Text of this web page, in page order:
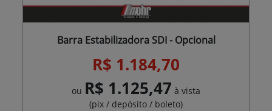
Barra Estabilizadora SDI - Opcional
R$ 1.184,70
ou R$ 1.125,47 à vista
(pix / depósito / boleto)